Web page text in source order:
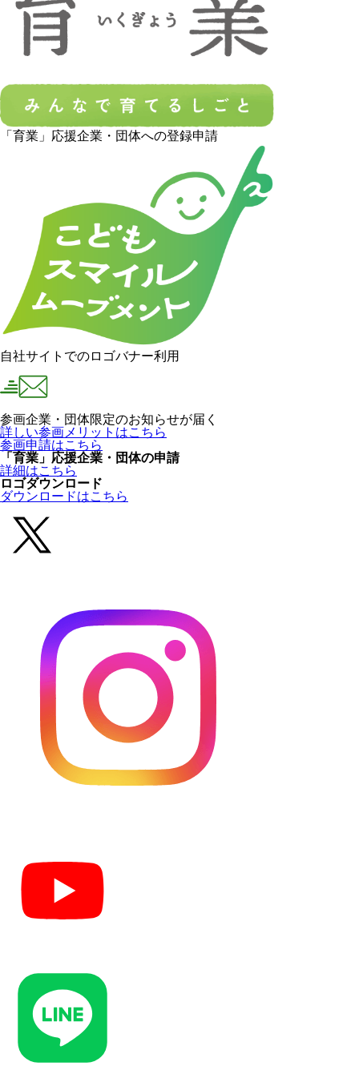
「育業」応援企業・団体への登録申請
自社サイトでのロゴバナー利用
参画企業・団体限定のお知らせが届く
詳しい参画メリットはこちら
参画申請はこちら
「育業」応援企業・団体の申請
詳細はこちら
ロゴダウンロード
ダウンロードはこちら